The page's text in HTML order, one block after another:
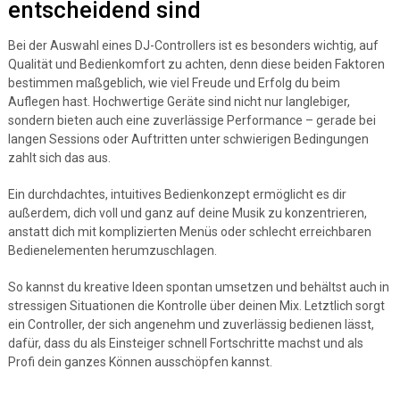
entscheidend sind
Bei der Auswahl eines DJ-Controllers ist es besonders wichtig, auf
Qualität und Bedienkomfort zu achten, denn diese beiden Faktoren
bestimmen maßgeblich, wie viel Freude und Erfolg du beim
Auflegen hast. Hochwertige Geräte sind nicht nur langlebiger,
sondern bieten auch eine zuverlässige Performance – gerade bei
langen Sessions oder Auftritten unter schwierigen Bedingungen
zahlt sich das aus.
Ein durchdachtes, intuitives Bedienkonzept ermöglicht es dir
außerdem, dich voll und ganz auf deine Musik zu konzentrieren,
anstatt dich mit komplizierten Menüs oder schlecht erreichbaren
Bedienelementen herumzuschlagen.
So kannst du kreative Ideen spontan umsetzen und behältst auch in
stressigen Situationen die Kontrolle über deinen Mix. Letztlich sorgt
ein Controller, der sich angenehm und zuverlässig bedienen lässt,
dafür, dass du als Einsteiger schnell Fortschritte machst und als
Profi dein ganzes Können ausschöpfen kannst.